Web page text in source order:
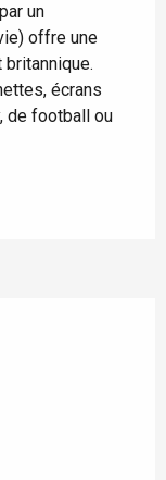
un
offre une
écrans
de football ou